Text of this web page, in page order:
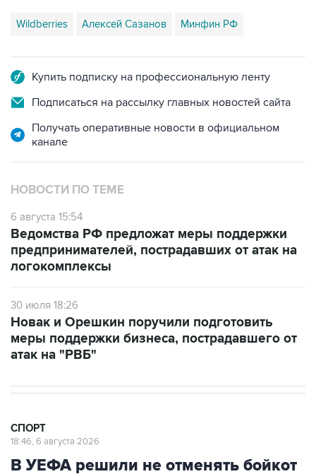
Wildberries Алексей Сазанов Минфин РФ
Купить подписку на профессиональную ленту
Подписаться на рассылку главных новостей сайта
Получать оперативные новости в официальном
канале
НОВОСТИ ПО ТЕМЕ
6 августа 15:54
Ведомства РФ предложат меры поддержки
предпринимателей, пострадавших от атак на
логокомплексы
30 июля 18:26
Новак и Орешкин поручили подготовить
меры поддержки бизнеса, пострадавшего от
атак на "РВБ"
СПОРТ
18:46, 6 августа 2026
В УЕФА решили не отменять бойкот